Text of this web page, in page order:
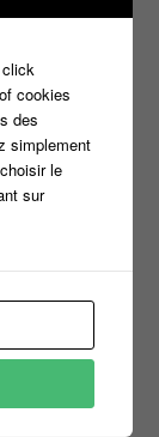
cookies
des
simplement
le
sur